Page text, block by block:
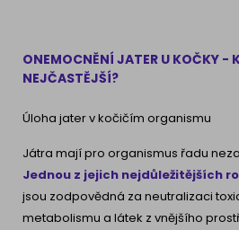
ONEMOCNĚNÍ JATER U KOČKY -
NEJČASTĚJŠÍ?
Úloha jater v kočičím organismu
Játra mají pro organismus řadu
Jednou z jejich nejdůležitějších
jsou zodpovědná za neutralizaci
metabolismu a látek z vnějšího